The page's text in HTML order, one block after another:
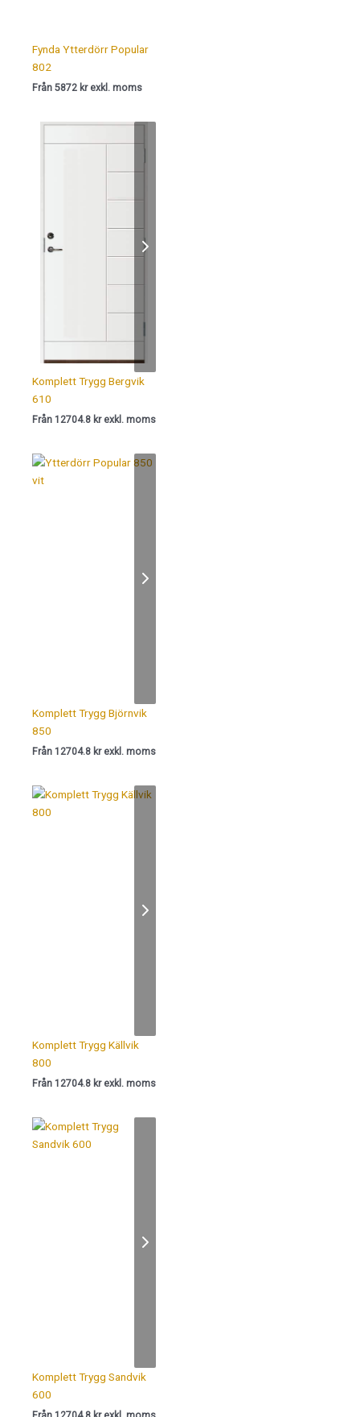
Fynda Ytterdörr Popular
802
Från 5872 kr exkl. moms
Komplett Trygg Bergvik
610
Från 12704.8 kr exkl. moms
Komplett Trygg Björnvik
850
Från 12704.8 kr exkl. moms
Komplett Trygg Källvik
800
Från 12704.8 kr exkl. moms
Komplett Trygg Sandvik
600